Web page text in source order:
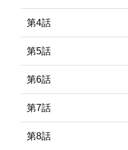
第4話
第5話
第6話
第7話
第8話